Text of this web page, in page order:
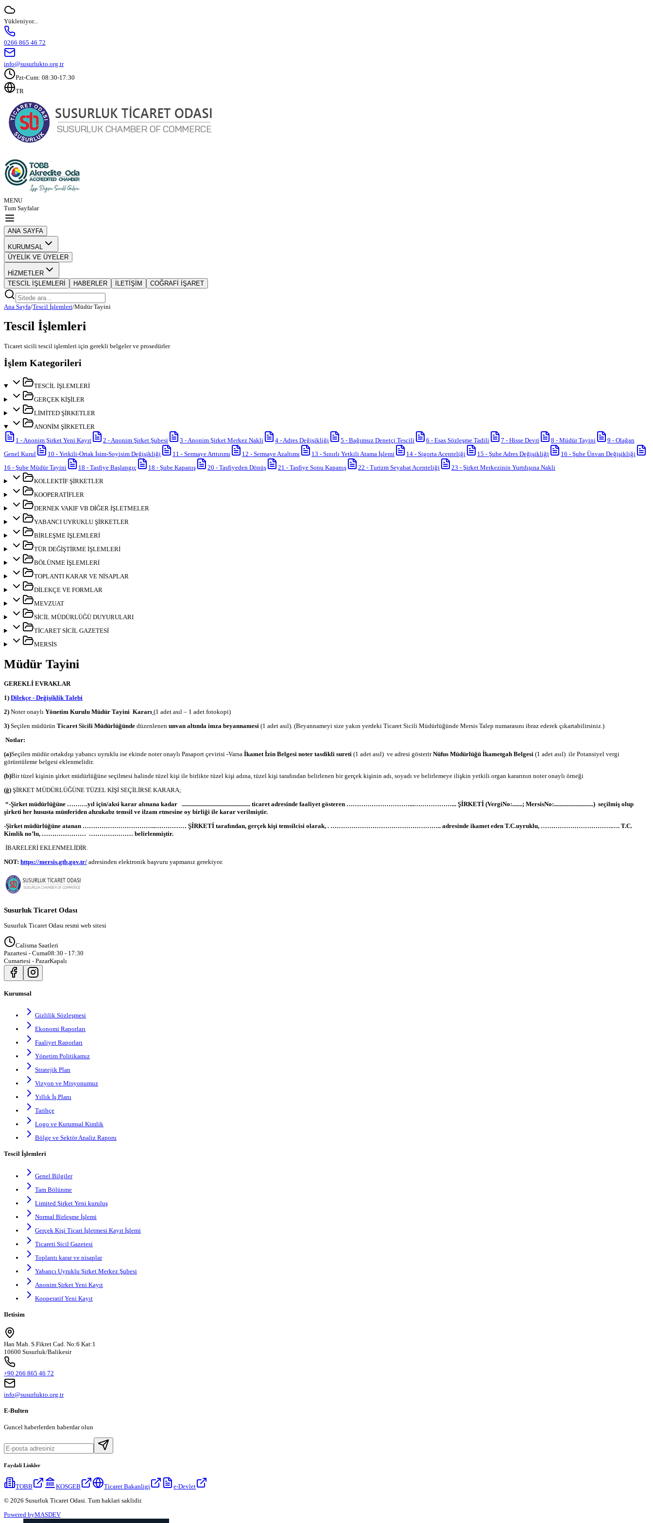
Yükleniyor...
0266 865 46 72
info@susurlukto.org.tr
Pzt-Cum: 08:30-17:30
TR
MENU
Tum Sayfalar
ANA SAYFA
KURUMSAL
ÜYELİK VE ÜYELER
HİZMETLER
TESCİL İŞLEMLERİ
HABERLER İLETİŞİM COĞRAFİ İŞARET
Ana Sayfa/Tescil İşlemleri/Müdür Tayini
Tescil İşlemleri
Ticaret sicili tescil işlemleri için gerekli belgeler ve prosedürler
İşlem Kategorileri
TESCİL İŞLEMLERİ
GERÇEK KİŞİLER
LİMİTED ŞİRKETLER
ANONİM ŞİRKETLER
1 -Anonim Şirket Yeni Kayıt 2 -Anonim Şirket Şubesi 3 -Anonim Şirket Merkez Nakli 4 -Adres Değişikliği 5 - Bağımsız Denetçi Tescili 6 - Esas Sözleşme Tadili 7 - Hisse Devri 8 - Müdür Tayini 9 - Olağan
Genel Kurul
10 - Yetkili-Ortak İsim-Soyisim Değişikliği 11 - Sermaye Arttırımı 12 - Sermaye Azaltımı 13 - Sınırlı Yetkili Atama İşlemi 14 - Sigorta Acenteliği 15 - Şube Adres Değişikliği 16 - Şube Ünvan Değişikliği
16 - Şube Müdür Tayini 18 - Tasfiye Başlangıç 18 - Şube Kapanış 20 - Tasfiyeden Dönüş 21 - Tasfiye Sonu Kapanış 22 - Turizm Seyahat Acenteliği 23 - Şirket Merkezinin Yurtdışına Nakli
KOLLEKTİF ŞİRKETLER
KOOPERATİFLER
DERNEK VAKIF VB DİĞER İŞLETMELER
YABANCI UYRUKLU ŞİRKETLER
BİRLEŞME İŞLEMLERİ
TÜR DEĞİŞTİRME İŞLEMLERİ
BÖLÜNME İŞLEMLERİ
TOPLANTI KARAR VE NİSAPLAR
DİLEKÇE VE FORMLAR
MEVZUAT
SİCİL MÜDÜRLÜĞÜ DUYURULARI
TİCARET SİCİL GAZETESİ
MERSİS
Müdür Tayini
GEREKLİ EVRAKLAR
1) Dilekçe - Değişiklik Talebi
2) Noter onaylı Yönetim Kurulu Müdür Tayini Kararı (1 adet asıl – 1 adet fotokopi)
3) Seçilen müdürün Ticaret Sicili Müdürlüğünde düzenlenen unvan altında imza beyannamesi (1 adet asıl). (Beyannameyi size yakın yerdeki Ticaret Sicili Müdürlüğünde Mersis Talep numarasını ibraz ederek çıkartabilirsiniz.)
Notlar:
(a)Seçilen müdür ortakdışı yabancı uyruklu ise ekinde noter onaylı Pasaport çevirisi -Varsa İkamet İzin Belgesi noter tasdikli sureti (1 adet asıl) ve adresi gösterirNüfus Müdürlüğü İkametgah Belgesi (1 adet asıl) ile Potansiyel vergi
görüntüleme belgesi eklenmelidir.
(b)Bir tüzel kişinin şirket müdürlüğüne seçilmesi halinde tüzel kişi ile birlikte tüzel kişi adına, tüzel kişi tarafından belirlenen bir gerçek kişinin adı, soyadı ve belirlemeye ilişkin yetkili organ kararının noter onaylı örneği
(ğ) ŞİRKET MÜDÜRLÜĞÜNE TÜZEL KİŞİ SEÇİLİRSE KARARA;
“-Şirket müdürlüğüne ……….yıl için/aksi karar alınana kadar ............................................... ticaret adresinde faaliyet gösteren …………………………...………………... ŞİRKETİ (VergiNo:.......; MersisNo:...........................) seçilmiş olup
şirketi her hususta münferiden ahzukabz temsil ve ilzam etmesine oy birliği ile karar verilmiştir.
-Şirket müdürlüğüne atanan ……………………………..…………… ŞİRKETİ tarafından, gerçek kişi temsilcisi olarak, . …………………………………………….. adresinde ikamet eden T.C.uyruklu, …………………………….…. T.C.
Kimlik no’lu, ………………… ………………… belirlenmiştir.
İBARELERİ EKLENMELİDİR.
NOT: https://mersis.gtb.gov.tr/ adresinden elektronik başvuru yapmanız gerekiyor.
Susurluk Ticaret Odası
Susurluk Ticaret Odası resmi web sitesi
Calisma Saatleri
Pazartesi - Cuma08:30 - 17:30
Cumartesi - PazarKapalı
Kurumsal
Gizlilik Sözleşmesi
Ekonomi Raporları
Faaliyet Raporları
Yönetim Politikamız
Stratejik Plan
Vizyon ve Misyonumuz
Yıllık İş Planı
Tarihçe
Logo ve Kurumsal Kimlik
Bölge ve Sektör Analiz Raporu
Tescil İşlemleri
Genel Bilgiler
Tam Bölünme
Limited Şirket Yeni kuruluş
Normal Birleşme İşlemi
Gerçek Kişi Ticari İşletmesi Kayıt İşlemi
Ticareti Sicil Gazetesi
Toplantı karar ve nisaplar
Yabancı Uyruklu Şirket Merkez Şubesi
Anonim Şirket Yeni Kayıt
Kooperatif Yeni Kayıt
Iletisim
Han Mah. S.Fikret Cad. No:6 Kat:1
10600 Susurluk/Balikesir
+90 266 865 46 72
info@susurlukto.org.tr
E-Bulten
Guncel haberlerden haberdar olun
Faydali Linkler
TOBB KOSGEB Ticaret Bakanligi
e-Devlet
© 2026 Susurluk Ticaret Odasi. Tum haklari saklidir.
Powered byMASDEV